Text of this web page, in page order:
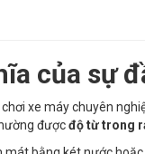
của sự
xe máy chuyên
đượcđộ từ trong